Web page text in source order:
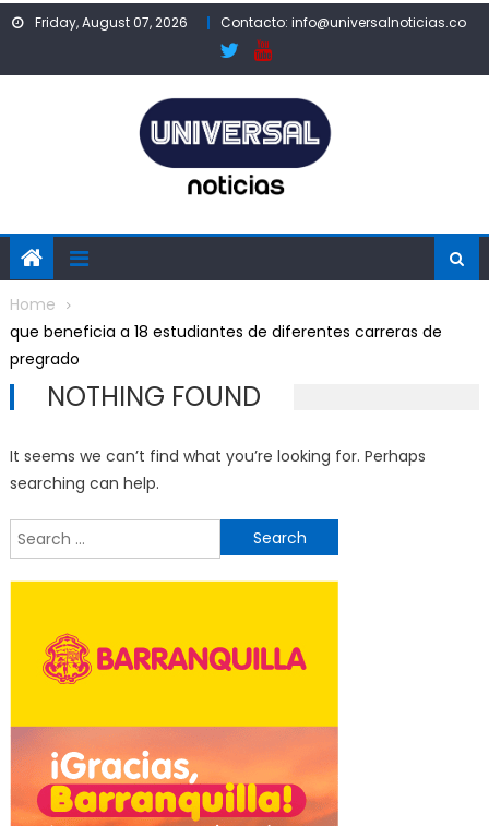
Skip
Friday, August 07, 2026 Contacto: info@universalnoticias.co
Home
que beneficia a 18 estudiantes de diferentes carreras de
pregrado
NOTHING FOUND
It seems we can’t find what you’re looking for. Perhaps
searching can help.
for: